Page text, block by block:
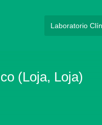
(Loja, Loja)